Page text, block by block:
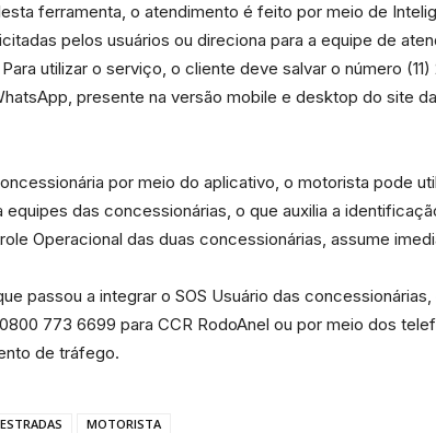
da
Granja
ferramenta, o atendimento é feito por meio de
pelos usuários ou direciona para a equipe de
utilizar o serviço, o cliente deve salvar o número
presente na versão mobile e desktop do site
por meio do aplicativo, o motorista pode
das concessionárias, o que auxilia a
Operacional das duas concessionárias, assume
passou a integrar o SOS Usuário das
773 6699 para CCR RodoAnel ou por meio dos
de tráfego.
ESTRADAS MOTORISTA